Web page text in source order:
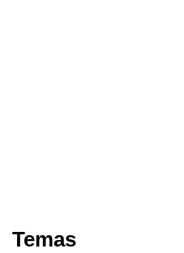
Temas